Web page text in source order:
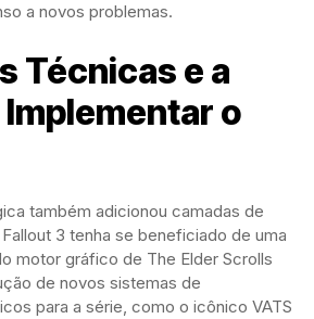
a novos problemas.
Técnicas e a
Implementar o
também adicionou camadas de
3 tenha se beneficiado de uma
motor gráfico de The Elder Scrolls
de novos sistemas de
para a série, como o icônico VATS